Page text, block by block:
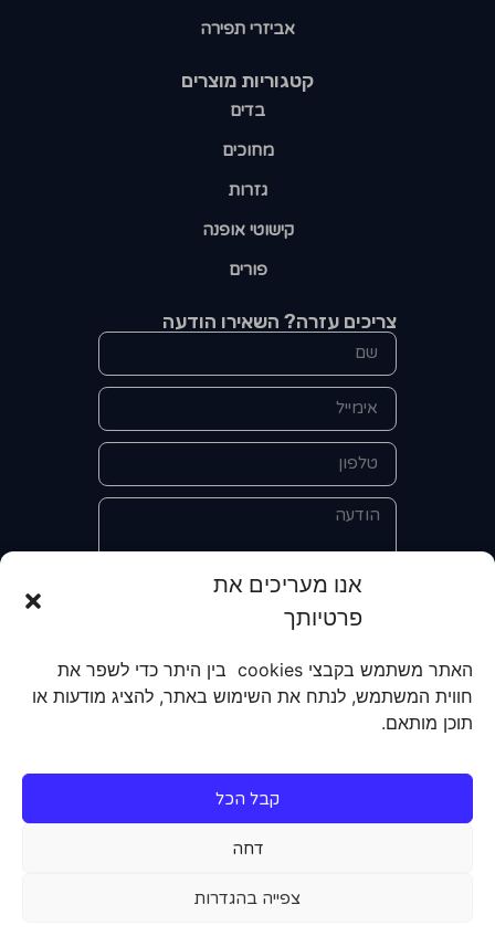
אנו מעריכים את
פרטיותך
האתר משתמש בקבצי cookies בין היתר כדי לשפר את
חווית המשתמש, לנתח את השימוש באתר, להציג מודעות או
תוכן מותאם.
קבל הכל
דחה
צפייה בהגדרות
קטגוריות מוצרים​
בדים
מחוכים
גזרות
קישוטי אופנה
פורים
אביזרי תפירה
צריכים עזרה? השאירו הודעה
אני מאשר/ת את מסירת הפרטים
קבלת מידע על מוצרים, שירותים, מועדון
לקוחות. אני מודע/ת שאוכל לבטל את
הרישום שלי בכל עת ושעל מסירת הפרטים